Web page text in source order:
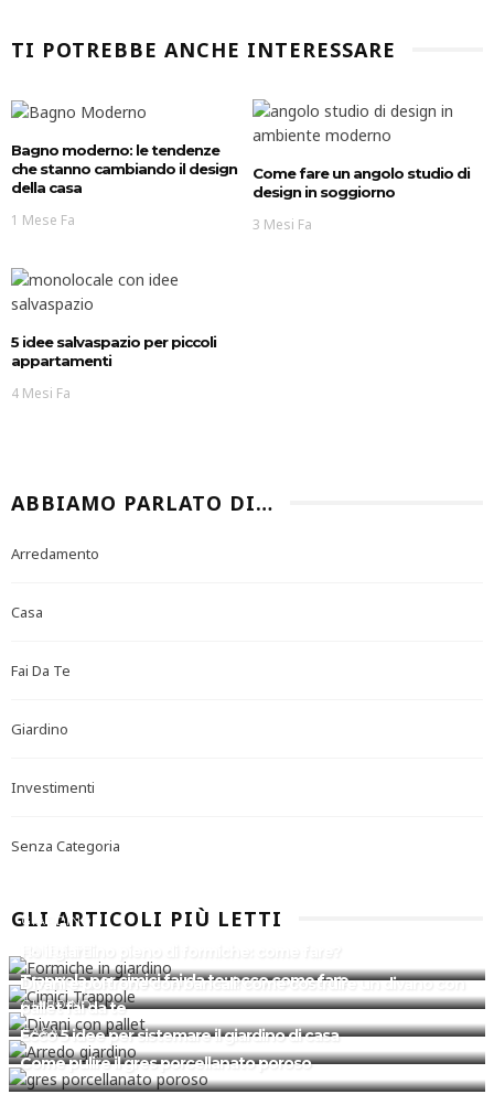
TI POTREBBE ANCHE INTERESSARE
Bagno moderno: le tendenze
che stanno cambiando il design
della casa
1 Mese Fa
Come fare un angolo studio di
design in soggiorno
3 Mesi Fa
5 idee salvaspazio per piccoli
appartamenti
4 Mesi Fa
ABBIAMO PARLATO DI…
Arredamento
Casa
Fai Da Te
Giardino
Investimenti
Senza Categoria
GLI ARTICOLI PIÙ LETTI
GIARDINO
Ho il giardino pieno di formiche: come fare?
FAI DA TE
Trappola per cimici fai da te: ecco come fare
FAI DA TE
Divani e poltrone con bancali: come costruire un divano con
pallet fai da te
GIARDINO
Ecco 5 idee per sistemare il giardino di casa
CASA
Come pulire il gres porcellanato poroso